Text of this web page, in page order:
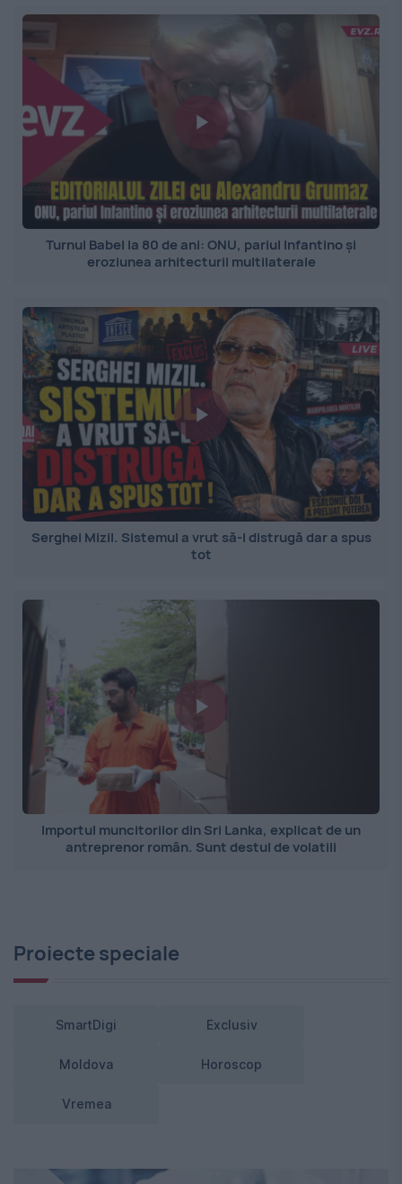
Turnul Babel la 80 de ani: ONU, pariul Infantino și
eroziunea arhitecturii multilaterale
Serghei Mizil. Sistemul a vrut să-l distrugă dar a spus
tot
Importul muncitorilor din Sri Lanka, explicat de un
antreprenor român. Sunt destul de volatili
Proiecte speciale
SmartDigi Exclusiv
Moldova Horoscop
Vremea